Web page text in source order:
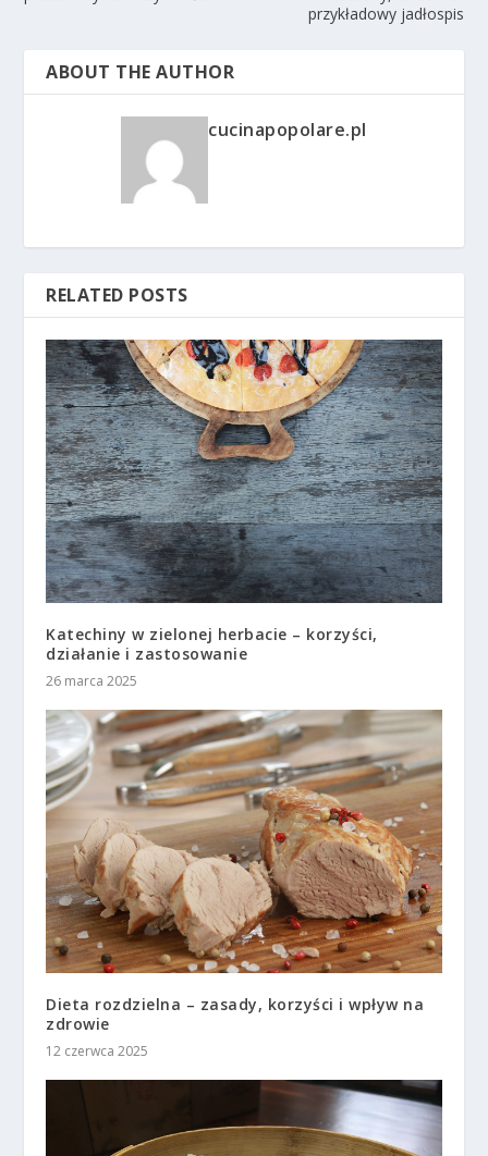
przykładowy jadłospis
ABOUT THE AUTHOR
cucinapopolare.pl
RELATED POSTS
Katechiny w zielonej herbacie – korzyści,
działanie i zastosowanie
26 marca 2025
Dieta rozdzielna – zasady, korzyści i wpływ na
zdrowie
12 czerwca 2025